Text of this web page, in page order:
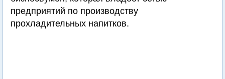
предприятий по производству
прохладительных напитков.